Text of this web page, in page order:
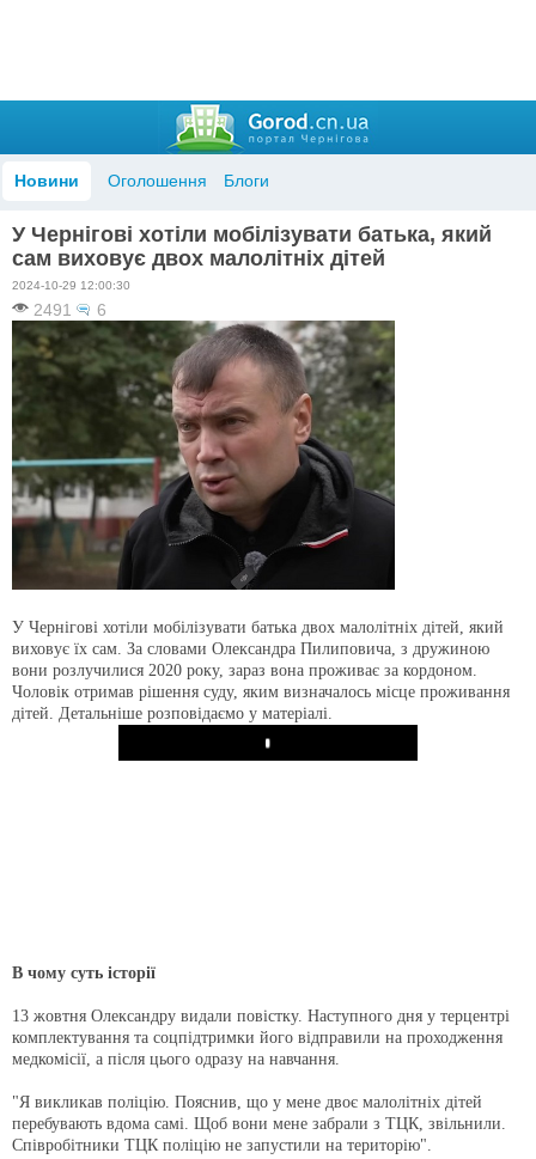
Новини Оголошення Блоги
У Чернігові хотіли мобілізувати батька, який
сам виховує двох малолітніх дітей
2024-10-29 12:00:30
2491 6
У Чернігові хотіли мобілізувати батька двох малолітніх дітей, який
виховує їх сам. За словами Олександра Пилиповича, з дружиною
вони розлучилися 2020 року, зараз вона проживає за кордоном.
Чоловік отримав рішення суду, яким визначалось місце проживання
дітей. Детальніше розповідаємо у матеріалі.
Play
В чому суть історії
13 жовтня Олександру видали повістку. Наступного дня у терцентрі
комплектування та соцпідтримки його відправили на проходження
медкомісії, а після цього одразу на навчання.
"Я викликав поліцію. Пояснив, що у мене двоє малолітніх дітей
перебувають вдома самі. Щоб вони мене забрали з ТЦК, звільнили.
Співробітники ТЦК поліцію не запустили на територію".